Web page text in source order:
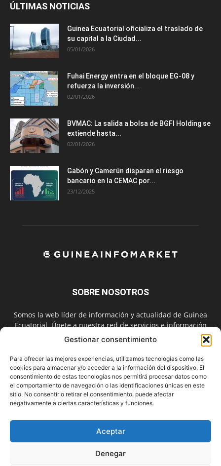
Gestionar consentimiento
Para ofrecer las mejores experiencias, utilizamos tecnologías como las
cookies para almacenar y/o acceder a la información del dispositivo. El
consentimiento de estas tecnologías nos permitirá procesar datos como
el comportamiento de navegación o las identificaciones únicas en este
sitio. No consentir o retirar el consentimiento, puede afectar
negativamente a ciertas características y funciones.
Aceptar
Denegar
ÚLTIMAS NOTICIAS
Guinea Ecuatorial oficializa el traslado de
su capital a la Ciudad...
05/01/2026
Fuhai Energy entra en el bloque EG-08 y
refuerza la inversión...
02/01/2026
BVMAC: La salida a bolsa de BGFI Holding se
extiende hasta...
02/01/2026
Gabón y Camerún disparan el riesgo
bancario en la CEMAC por...
23/12/2025
SOBRE NOSOTROS
Somos la web líder de información y actualidad de Guinea
Ecuatorial. Únete a nuestra red de servicios e información
digital también en las redes sociales.
Contáctanos:info@guineainfomarket.com
SÍGUENOS
Asóciate